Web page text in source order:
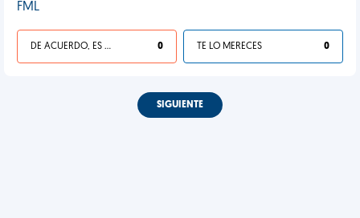
FML
DE ACUERDO, ES UNA VIDA HP 0 TE LO MERECES 0
SIGUIENTE